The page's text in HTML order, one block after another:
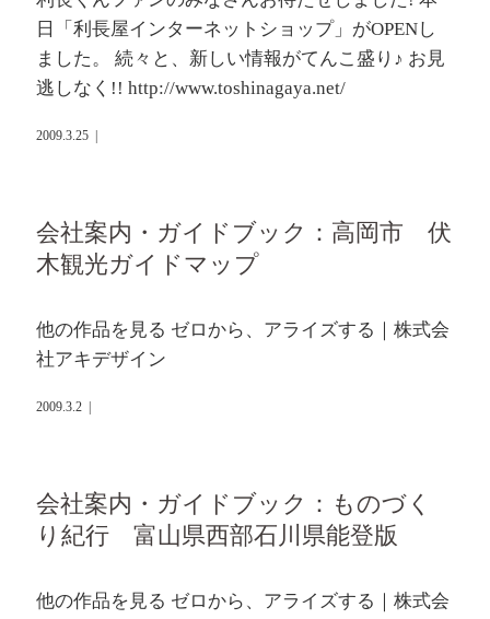
日「利長屋インターネットショップ」がOPENし
ました。 続々と、新しい情報がてんこ盛り♪ お見
逃しなく!! http://www.toshinagaya.net/
2009.3.25
会社案内・ガイドブック：高岡市 伏
木観光ガイドマップ
他の作品を見る ゼロから、アライズする｜株式会
社アキデザイン
2009.3.2
会社案内・ガイドブック：ものづく
り紀行 富山県西部石川県能登版
他の作品を見る ゼロから、アライズする｜株式会